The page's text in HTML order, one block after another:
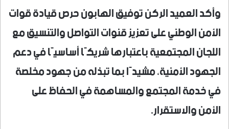
وأكد العميد الركن توفيق الهابون حرص قيادة قوات
الأمن الوطني على تعزيز قنوات التواصل والتنسيق مع
اللجان المجتمعية باعتبارها شريكًا أساسيًا في دعم
الجهود الأمنية، مشيدًا بما تبذله من جهود مخلصة
في خدمة المجتمع والمساهمة في الحفاظ على
الأمن والاستقرار.